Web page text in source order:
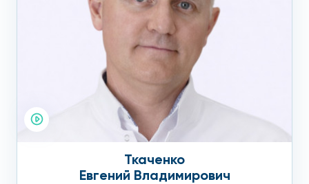
Ткаченко
Евгений Владимирович